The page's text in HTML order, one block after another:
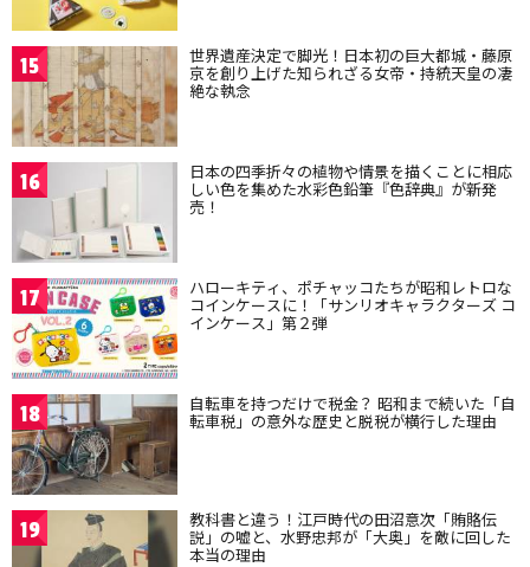
15 世界遺産決定で脚光！日本初の巨大都城・藤原
京を創り上げた知られざる女帝・持統天皇の凄
絶な執念
16 日本の四季折々の植物や情景を描くことに相応
しい色を集めた水彩色鉛筆『色辞典』が新発
売！
17 ハローキティ、ポチャッコたちが昭和レトロな
コインケースに！「サンリオキャラクターズ コ
インケース」第２弾
18 自転車を持つだけで税金？ 昭和まで続いた「自
転車税」の意外な歴史と脱税が横行した理由
19 教科書と違う！江戸時代の田沼意次「賄賂伝
説」の嘘と、水野忠邦が「大奥」を敵に回した
本当の理由